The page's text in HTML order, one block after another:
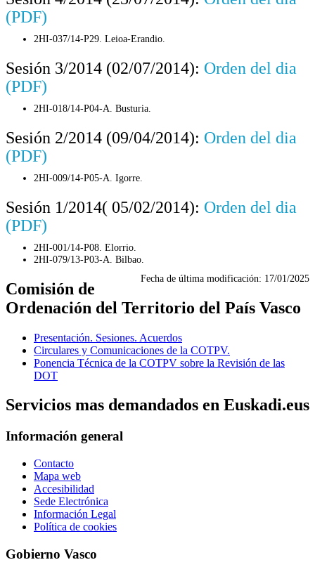
(PDF)
2HI-037/14-P29. Leioa-Erandio.
Sesión 3/2014 (02/07/2014): Orden del dia
(PDF)
2HI-018/14-P04-A. Busturia.
Sesión 2/2014 (09/04/2014): Orden del dia
(PDF)
2HI-009/14-P05-A. Igorre.
Sesión 1/2014( 05/02/2014): Orden del dia
(PDF)
2HI-001/14-P08. Elorrio.
2HI-079/13-P03-A. Bilbao.
Fecha de última modificación: 17/01/2025
Comisión de
Ordenación del Territorio del País Vasco
Presentación. Sesiones. Acuerdos
Circulares y Comunicaciones de la COTPV.
Ponencia Técnica de la COTPV sobre la Revisión de las
DOT
Servicios mas demandados en Euskadi.eus
Información general
Contacto
Mapa web
Accesibilidad
Sede Electrónica
Información Legal
Política de cookies
Gobierno Vasco